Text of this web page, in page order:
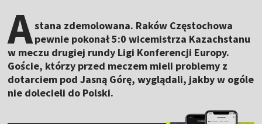
Astana zdemolowana. Raków Częstochowa
pewnie pokonał 5:0 wicemistrza Kazachstanu
w meczu drugiej rundy Ligi Konferencji Europy.
Goście, którzy przed meczem mieli problemy z
dotarciem pod Jasną Górę, wyglądali, jakby w ogóle
nie dolecieli do Polski.